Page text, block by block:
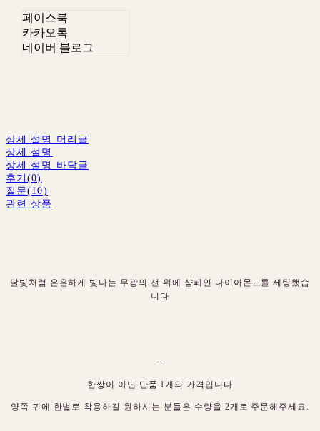
페이스북
카카오톡
네이버 블로그
상세 설명 머리글
상세 설명
상세 설명 바닥글
후기(0)
질문(10)
관련 상품
달빛처럼 은은하게 빛나는 무광의 선 위에 샴페인 다이아몬드를 세팅했습
니다
···
한쌍이 아닌 단품 1개의 가격입니다
양쪽 귀에 한벌로 착용하길 원하시는 분들은 수량을 2개로 주문해주세요.